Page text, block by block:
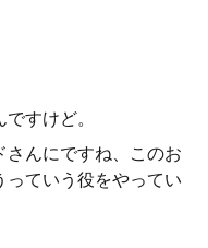
すけど。
さんにですね、このお
ていう役をやってい